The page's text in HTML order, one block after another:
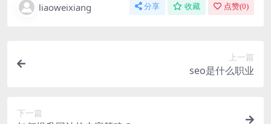
liaoweixiang 分享 收藏 点赞(0)
上一篇
seo是什么职业
下一篇